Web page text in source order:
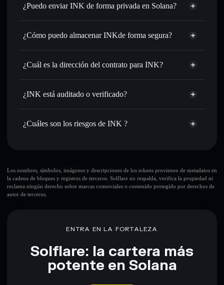
Intercambiar al instante: operar con INK para SOL,
de órdenes inteligente para el mejor precio disponible
Establecer órdenes límite: automatizar las operaciones en
largo del tiempo
Enviar de forma privada: transferir INK sin vincular
integrado de Solflare
Hacer un seguimiento en tiempo real: monitorizar el
precio, volumen, capitalización de mercado y liquidez de
INK
¿Puedo enviar INK de forma privada en Solana?
agregador de privacidad
Solflare
¿Cómo puedo almacenar INKde forma segura?
INK
cartera
agregador de privacidad
¿Cuál es la dirección del contrato para INK?
INK
¿INK está auditado o verificado?
INK no está verificado actualmente
¿Cuáles son los riesgos de INK ?
Descargo de responsabilidad: Esta información tiene
Los nombres, símbolos, imágenes y descripciones de los tokens provienen de metadatos en
la cadena de bloques y registros de terceros. Solflare no respalda, verifica la propiedad ni
reclama ningún derecho sobre marcas comerciales o contenido protegido por derechos de
autor de terceros.
ENTRA EN LA FORTALEZA
Solflare: la cartera más
potente en Solana